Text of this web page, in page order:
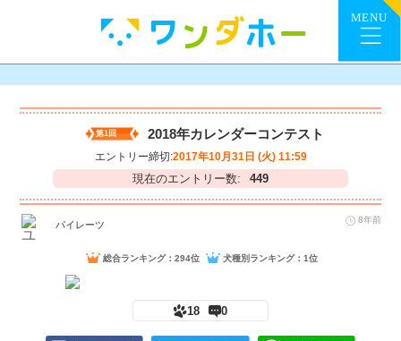
第1回 2018年カレンダーコンテスト
エントリー締切:2017年10月31日 (火) 11:59
現在のエントリー数: 449
パイレーツ 8年前
総合ランキング：294位 犬種別ランキング：1位
18 0